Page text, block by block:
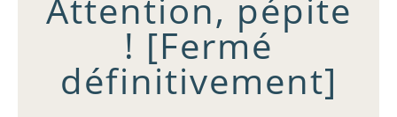
Attention, pépite
! [Fermé
définitivement]